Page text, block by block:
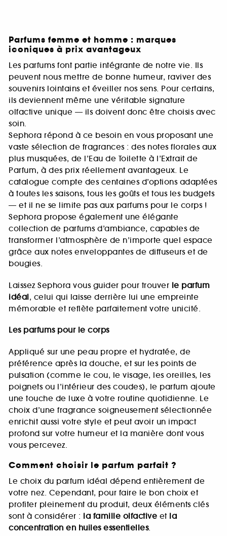
Parfums femme et homme : marques
iconiques à prix avantageux
Les parfums font partie intégrante de notre vie. Ils
peuvent nous mettre de bonne humeur, raviver des
souvenirs lointains et éveiller nos sens. Pour certains,
ils deviennent même une véritable signature
olfactive unique — ils doivent donc être choisis avec
soin.
Sephora répond à ce besoin en vous proposant une
vaste sélection de fragrances : des notes florales aux
plus musquées, de l’Eau de Toilette à l’Extrait de
Parfum, à des prix réellement avantageux. Le
catalogue compte des centaines d’options adaptées
à toutes les saisons, tous les goûts et tous les budgets
— et il ne se limite pas aux parfums pour le corps !
Sephora propose également une élégante
collection de parfums d’ambiance, capables de
transformer l’atmosphère de n’importe quel espace
grâce aux notes enveloppantes de diffuseurs et de
bougies.
Laissez Sephora vous guider pour trouver le parfum
idéal, celui qui laisse derrière lui une empreinte
mémorable et reflète parfaitement votre unicité.
Les parfums pour le corps
Appliqué sur une peau propre et hydratée, de
préférence après la douche, et sur les points de
pulsation (comme le cou, le visage, les oreilles, les
poignets ou l’intérieur des coudes), le parfum ajoute
une touche de luxe à votre routine quotidienne. Le
choix d’une fragrance soigneusement sélectionnée
enrichit aussi votre style et peut avoir un impact
profond sur votre humeur et la manière dont vous
vous percevez.
Comment choisir le parfum parfait ?
Le choix du parfum idéal dépend entièrement de
votre nez. Cependant, pour faire le bon choix et
profiter pleinement du produit, deux éléments clés
sont à considérer : la famille olfactive et la
concentration en huiles essentielles.